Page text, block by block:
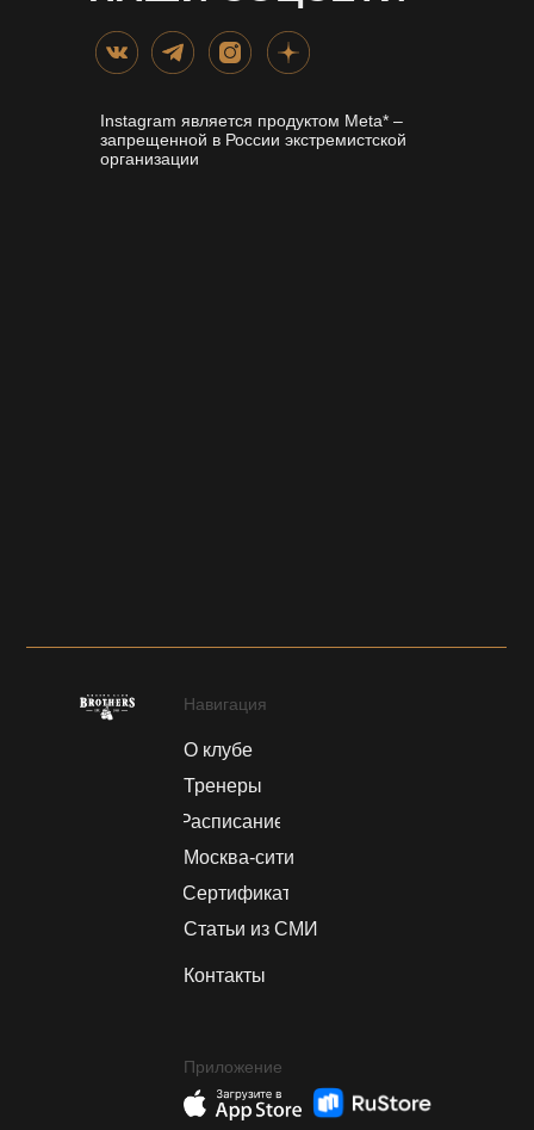
Instagram является продуктом Meta* –
запрещенной в России экстремистской
организации
О клубе
Москва-сити
Расписание
Тренеры
Сертификат
Статьи из СМИ
Контакты
Навигация
Приложение